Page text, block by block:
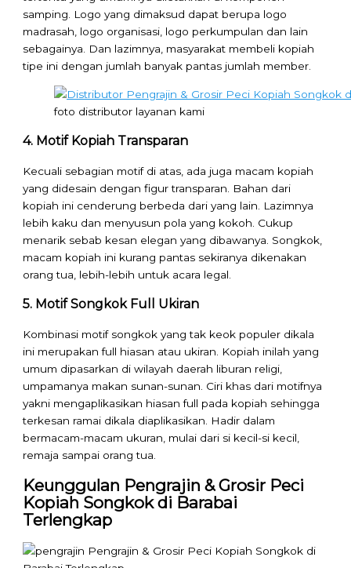
samping. Logo yang dimaksud dapat berupa logo
madrasah, logo organisasi, logo perkumpulan dan lain
sebagainya. Dan lazimnya, masyarakat membeli kopiah
tipe ini dengan jumlah banyak pantas jumlah member.
foto distributor layanan kami
4. Motif Kopiah Transparan
Kecuali sebagian motif di atas, ada juga macam kopiah
yang didesain dengan figur transparan. Bahan dari
kopiah ini cenderung berbeda dari yang lain. Lazimnya
lebih kaku dan menyusun pola yang kokoh. Cukup
menarik sebab kesan elegan yang dibawanya. Songkok,
macam kopiah ini kurang pantas sekiranya dikenakan
orang tua, lebih-lebih untuk acara legal.
5. Motif Songkok Full Ukiran
Kombinasi motif songkok yang tak keok populer dikala
ini merupakan full hiasan atau ukiran. Kopiah inilah yang
umum dipasarkan di wilayah daerah liburan religi,
umpamanya makan sunan-sunan. Ciri khas dari motifnya
yakni mengaplikasikan hiasan full pada kopiah sehingga
terkesan ramai dikala diaplikasikan. Hadir dalam
bermacam-macam ukuran, mulai dari si kecil-si kecil,
remaja sampai orang tua.
Keunggulan Pengrajin & Grosir Peci
Kopiah Songkok di Barabai
Terlengkap